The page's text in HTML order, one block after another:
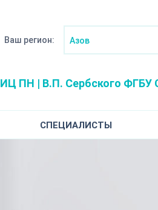
Ваш регион: Азов
ПН | В.П. Сербского ФГБУ
СПЕЦИАЛИСТЫ